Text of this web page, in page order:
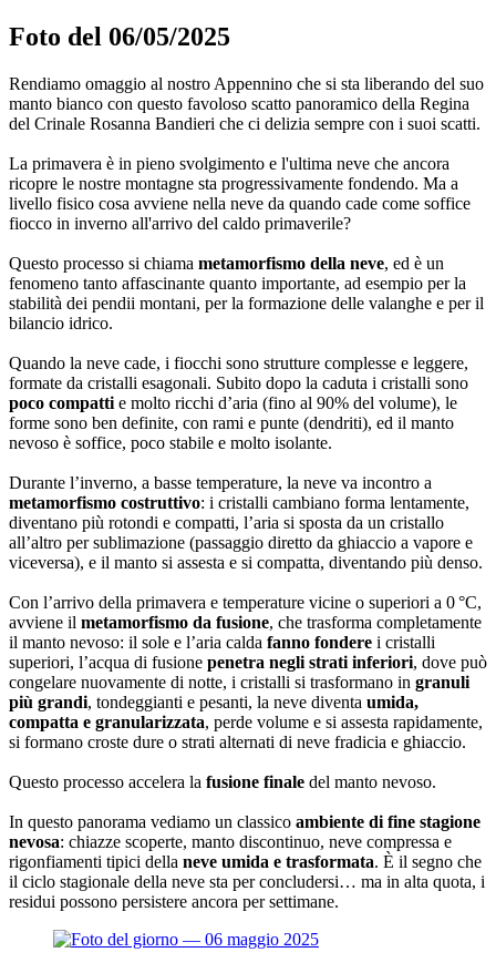
Foto del 06/05/2025
Rendiamo omaggio al nostro Appennino che si sta liberando del suo
manto bianco con questo favoloso scatto panoramico della Regina
del Crinale Rosanna Bandieri che ci delizia sempre con i suoi scatti.
La primavera è in pieno svolgimento e l'ultima neve che ancora
ricopre le nostre montagne sta progressivamente fondendo. Ma a
livello fisico cosa avviene nella neve da quando cade come soffice
fiocco in inverno all'arrivo del caldo primaverile?
Questo processo si chiama metamorfismo della neve, ed è un
fenomeno tanto affascinante quanto importante, ad esempio per la
stabilità dei pendii montani, per la formazione delle valanghe e per il
bilancio idrico.
Quando la neve cade, i fiocchi sono strutture complesse e leggere,
formate da cristalli esagonali. Subito dopo la caduta i cristalli sono
poco compatti e molto ricchi d’aria (fino al 90% del volume), le
forme sono ben definite, con rami e punte (dendriti), ed il manto
nevoso è soffice, poco stabile e molto isolante.
Durante l’inverno, a basse temperature, la neve va incontro a
metamorfismo costruttivo: i cristalli cambiano forma lentamente,
diventano più rotondi e compatti, l’aria si sposta da un cristallo
all’altro per sublimazione (passaggio diretto da ghiaccio a vapore e
viceversa), e il manto si assesta e si compatta, diventando più denso.
Con l’arrivo della primavera e temperature vicine o superiori a 0 °C,
avviene il metamorfismo da fusione, che trasforma completamente
il manto nevoso: il sole e l’aria calda fanno fondere i cristalli
superiori, l’acqua di fusione penetra negli strati inferiori, dove può
congelare nuovamente di notte, i cristalli si trasformano in granuli
più grandi, tondeggianti e pesanti, la neve diventa umida,
compatta e granularizzata, perde volume e si assesta rapidamente,
si formano croste dure o strati alternati di neve fradicia e ghiaccio.
Questo processo accelera la fusione finale del manto nevoso.
In questo panorama vediamo un classico ambiente di fine stagione
nevosa: chiazze scoperte, manto discontinuo, neve compressa e
rigonfiamenti tipici della neve umida e trasformata. È il segno che
il ciclo stagionale della neve sta per concludersi… ma in alta quota, i
residui possono persistere ancora per settimane.